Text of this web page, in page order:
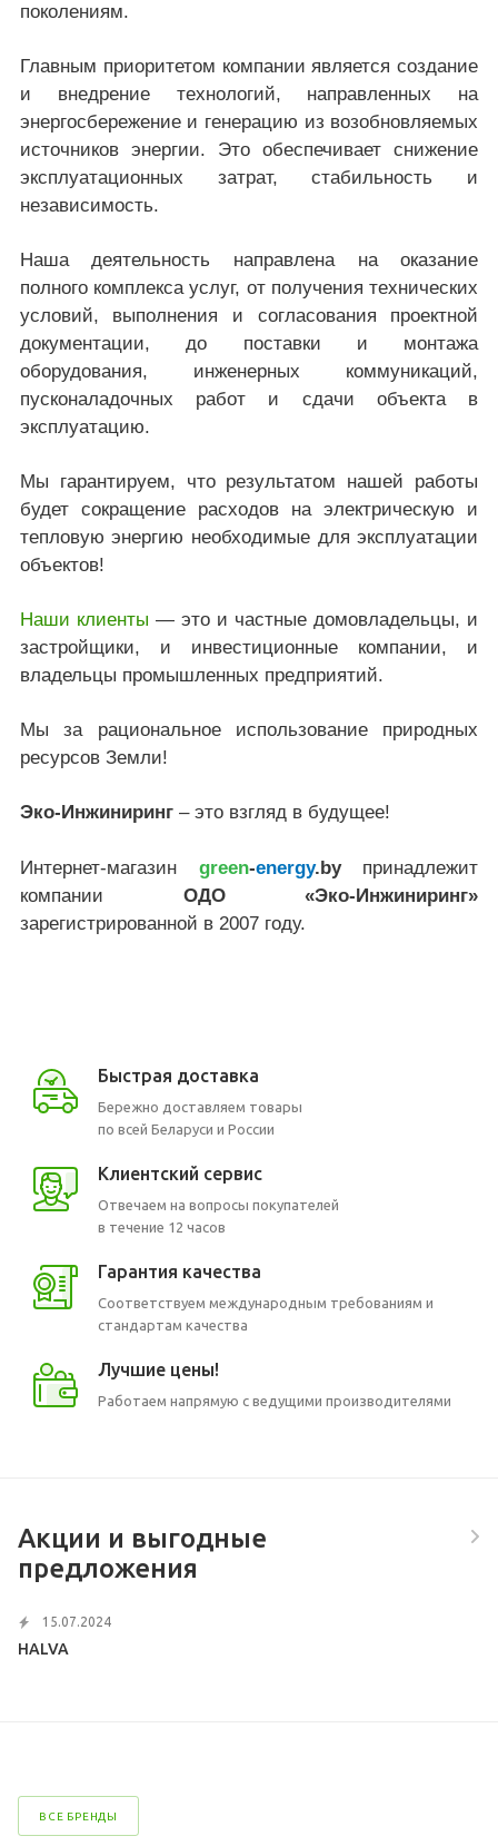
поколениям.
Главным приоритетом компании является создание
и внедрение технологий, направленных на
энергосбережение и генерацию из возобновляемых
источников энергии. Это обеспечивает снижение
эксплуатационных затрат, стабильность и
независимость.
Наша деятельность направлена на оказание
полного комплекса услуг, от получения технических
условий, выполнения и согласования проектной
документации, до поставки и монтажа
оборудования, инженерных коммуникаций,
пусконаладочных работ и сдачи объекта в
эксплуатацию.
Мы гарантируем, что результатом нашей работы
будет сокращение расходов на электрическую и
тепловую энергию необходимые для эксплуатации
объектов!
Наши клиенты — это и частные домовладельцы, и
застройщики, и инвестиционные компании, и
владельцы промышленных предприятий.
Мы за рациональное использование природных
ресурсов Земли!
Эко-Инжиниринг– это взгляд в будущее!
Интернет-магазин green-energy.byпринадлежит
компании ОДО «Эко-Инжиниринг»
зарегистрированной в 2007 году.
Быстрая доставка
Бережно доставляем товары
по всей Беларуси и России
Клиентский сервис
Отвечаем на вопросы покупателей
в течение 12 часов
Гарантия качества
Соответствуем международным требованиям и
стандартам качества
Лучшие цены!
Работаем напрямую с ведущими производителями
Акции и выгодные
предложения
15.07.2024
HALVA
ВСЕ БРЕНДЫ